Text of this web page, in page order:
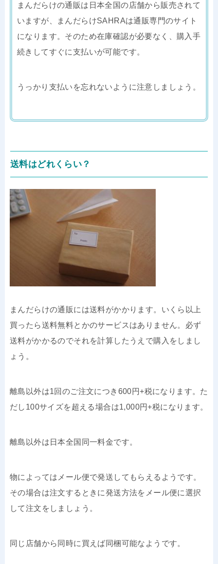
まんだらけの通販は日本全国の店舗から販売されて
いますが、まんだらけSAHRAは通販専門のサイト
になります。そのため在庫確認が必要なく、購入手
続きしてすぐに支払いが可能です。
うっかり支払いを忘れないように注意しましょう。
送料はどれくらい？
まんだらけの通販には送料がかかります。いくら以上
買ったら送料無料とかのサービスはありません。必ず
送料がかかるのでそれを計算したうえで購入をしまし
ょう。
離島以外は1回のご注文につき600円+税になります。た
だし100サイズを超える場合は1,000円+税になります。
離島以外は日本全国同一料金です。
物によってはメール便で発送してもらえるようです。
その場合は注文するときに発送方法をメール便に選択
して注文をしましょう。
同じ店舗から同時に買えば同梱可能なようです。